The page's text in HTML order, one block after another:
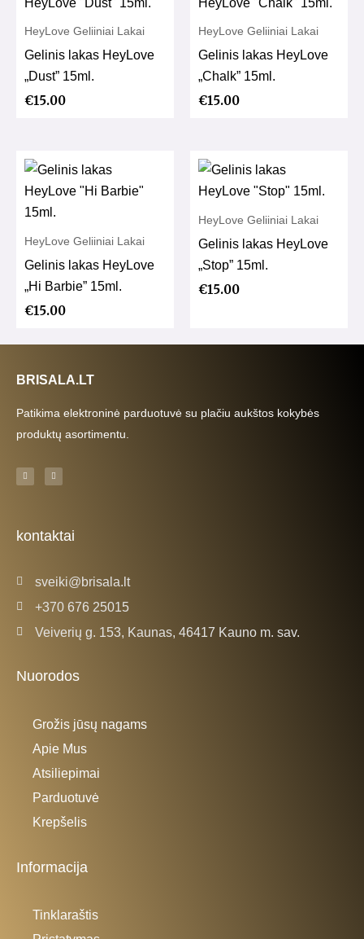
HeyLove Geliiniai Lakai
Gelinis lakas HeyLove
„Dust” 15ml.
€15.00
HeyLove Geliiniai Lakai
Gelinis lakas HeyLove
„Chalk” 15ml.
€15.00
HeyLove Geliiniai Lakai
Gelinis lakas HeyLove
„Hi Barbie” 15ml.
€15.00
HeyLove Geliiniai Lakai
Gelinis lakas HeyLove
„Stop” 15ml.
€15.00
BRISALA.LT
Patikima elektroninė parduotuvė su plačiu aukštos kokybės
produktų asortimentu.
F
a
c
-
f
I
n
s
m
kontaktai
sveiki@brisala.lt
+370 676 25015
Veiverių g. 153, Kaunas, 46417 Kauno m. sav.
Nuorodos
Grožis jūsų nagams
Apie Mus
Atsiliepimai
Parduotuvė
Krepšelis
Informacija
Tinklaraštis